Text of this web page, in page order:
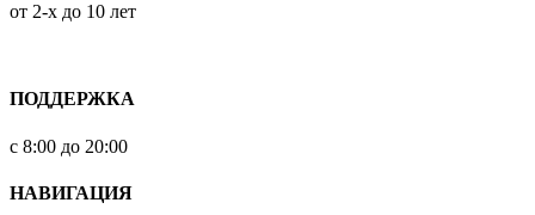
от 2-х до 10 лет
ПОДДЕРЖКА
с 8:00 до 20:00
НАВИГАЦИЯ